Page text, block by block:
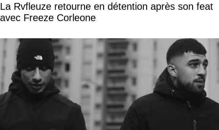
La Rvfleuze retourne en détention après son feat
avec Freeze Corleone